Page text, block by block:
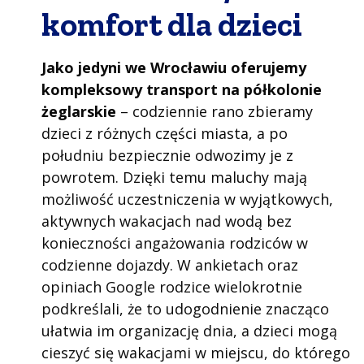
komfort dla dzieci
Jako jedyni we Wrocławiu oferujemy
kompleksowy transport na półkolonie
żeglarskie – codziennie rano zbieramy
dzieci z różnych części miasta, a po
południu bezpiecznie odwozimy je z
powrotem. Dzięki temu maluchy mają
możliwość uczestniczenia w wyjątkowych,
aktywnych wakacjach nad wodą bez
konieczności angażowania rodziców w
codzienne dojazdy. W ankietach oraz
opiniach Google rodzice wielokrotnie
podkreślali, że to udogodnienie znacząco
ułatwia im organizację dnia, a dzieci mogą
cieszyć się wakacjami w miejscu, do którego